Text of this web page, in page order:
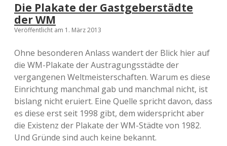
Die Plakate der Gastgeberstädte
der WM
Veröffentlicht am 1. März 2013
Ohne besonderen Anlass wandert der Blick hier auf
die WM-Plakate der Austragungsstädte der
vergangenen Weltmeisterschaften. Warum es diese
Einrichtung manchmal gab und manchmal nicht, ist
bislang nicht eruiert. Eine Quelle spricht davon, dass
es diese erst seit 1998 gibt, dem widerspricht aber
die Existenz der Plakate der WM-Städte von 1982.
Und Gründe sind auch keine bekannt.